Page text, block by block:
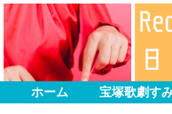
ホーム 宝塚歌劇す